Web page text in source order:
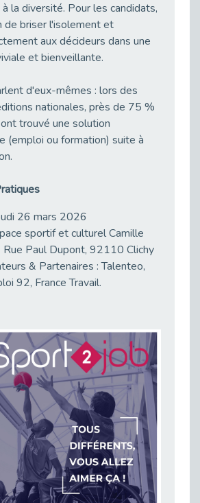
Handicap invisible au travail : se taire ou parler? - vidéo
Journée mondiale de sensibilisation à l’autisme
Sport2Job Clichy : une édition altoséquanaise avec Cap Emploi 92.
Déclarer son handicap à son employeur : un levier professionnel ?
Le silence, l’autre face du recrutement : un appel au respect des candidats.
Cap Emploi : L'accompagnement EXH c’est quoi ?
la diversité. Pour les candidats,
de briser l'isolement et
aux décideurs dans une
et bienveillante.
d'eux-mêmes : lors des
nationales, près de 75 %
trouvé une solution
(emploi ou formation) suite à
26 mars 2026
sportif et culturel Camille
Paul Dupont, 92110 Clichy
& Partenaires : Talenteo,
92, France Travail.